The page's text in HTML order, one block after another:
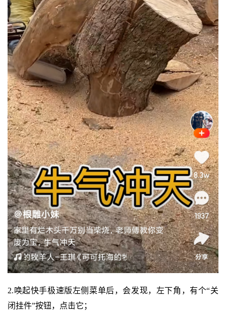
2.唤起快手极速版左侧菜单后，会发现，左下角，有个“关
闭挂件”按钮，点击它；